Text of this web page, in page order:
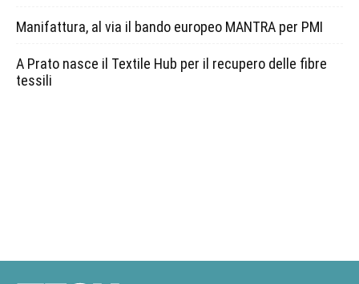
Manifattura, al via il bando europeo MANTRA per PMI
A Prato nasce il Textile Hub per il recupero delle fibre
tessili